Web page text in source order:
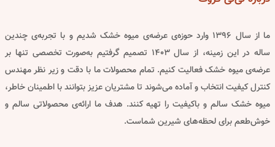
on
product
on
the
ما از سال ۱۳۹۶ وارد حوزه‌ی عرضه‌ی میوه خشک شدیم و با تجربه‌ی چندین
ساله در این زمینه، از سال ۱۴۰۳ تصمیم گرفتیم به‌صورت تخصصی تنها بر
عرضه‌ی میوه خشک فعالیت کنیم. تمام محصولات ما با دقت و زیر نظر مهندس
کنترل کیفیت انتخاب و آماده می‌شوند تا مشتریان عزیز بتوانند با اطمینان خاطر،
میوه خشک سالم و باکیفیت را تهیه کنند. هدف ما ارائه‌ی محصولاتی سالم و
خوش‌طعم برای لحظه‌های شیرین شماست.